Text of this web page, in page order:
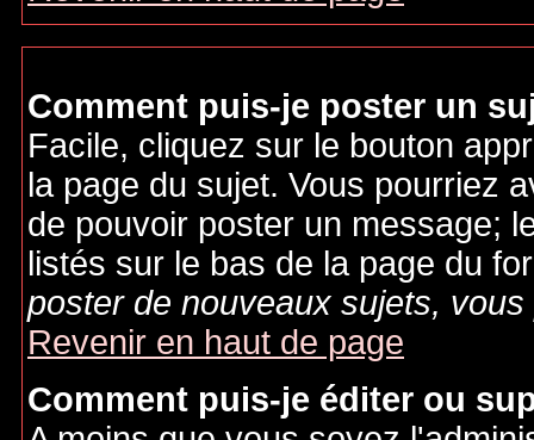
Comment puis-je poster un
Facile, cliquez sur le bouton
la page du sujet. Vous pourriez
de pouvoir poster un message;
listés sur le bas de la page du
poster de nouveaux sujets,
Revenir en haut de page
Comment puis-je éditer ou